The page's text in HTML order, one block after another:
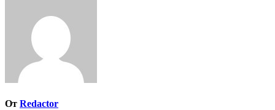
От Redactor